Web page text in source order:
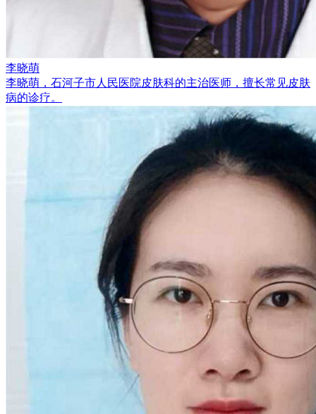
李晓萌
李晓萌，石河子市人民医院皮肤科的主治医师，擅长常见皮肤
病的诊疗。